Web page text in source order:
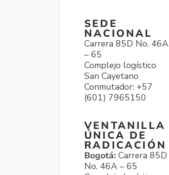
SEDE
NACIONAL
Carrera 85D No. 46A
– 65
Complejo logístico
San Cayetano
Conmutador: +57
(601) 7965150
VENTANILLA
ÚNICA DE
RADICACIÓN
Bogotá: Carrera 85D
No. 46A – 65